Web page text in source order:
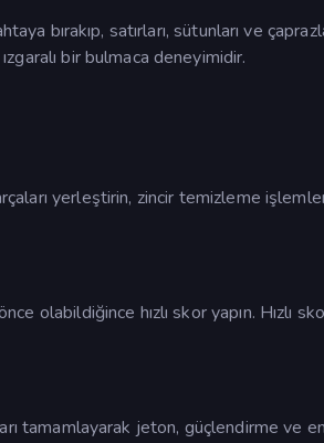
bırakıp, satırları, sütunları ve
bir bulmaca deneyimidir.
yerleştirin, zincir temizleme
olabildiğince hızlı skor yapın. Hızlı
tamamlayarak jeton, güçlendirme ve